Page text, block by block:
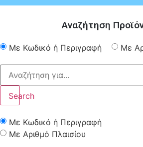
Αναζήτηση
Με Κωδικό ή Περιγραφή Με
Search
Με Κωδικό ή Περιγραφή
Με Αριθμό Πλαισίου